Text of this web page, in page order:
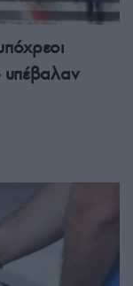
υπέβαλαν